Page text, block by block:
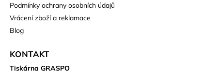
Podmínky ochrany osobních údajů
Vrácení zboží a reklamace
Blog
KONTAKT
Tiskárna GRASPO